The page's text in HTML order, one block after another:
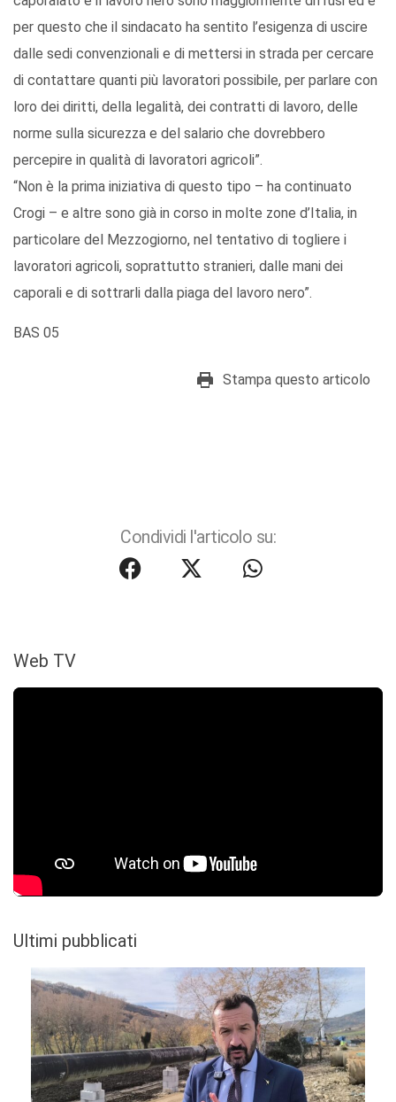
per questo che il sindacato ha sentito l’esigenza di uscire
dalle sedi convenzionali e di mettersi in strada per cercare
di contattare quanti più lavoratori possibile, per parlare con
loro dei diritti, della legalità, dei contratti di lavoro, delle
norme sulla sicurezza e del salario che dovrebbero
percepire in qualità di lavoratori agricoli”.
“Non è la prima iniziativa di questo tipo – ha continuato
Crogi – e altre sono già in corso in molte zone d’Italia, in
particolare del Mezzogiorno, nel tentativo di togliere i
lavoratori agricoli, soprattutto stranieri, dalle mani dei
caporali e di sottrarli dalla piaga del lavoro nero”.
BAS 05
Stampa questo articolo
Condividi l'articolo su:
Web TV
Ultimi pubblicati